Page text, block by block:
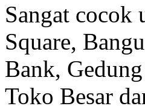
Sangat cocok
Square,
Bank,
Toko Besar